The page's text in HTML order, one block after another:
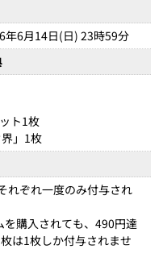
6月14日(日) 23時59分
ト1枚
」1枚
れぞれ一度のみ付与され
購入されても、490円達
は1枚しか付与されませ